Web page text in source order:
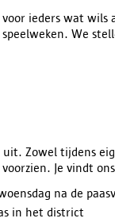
ieders wat
We
uit. Zowel tijdens
Je vindt
na de
in het district